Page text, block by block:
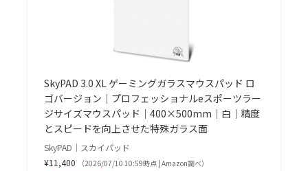
SkyPAD 3.0 XL ゲーミングガラスマウスパッド ロ
ゴバージョン｜プロフェッショナルeスポーツラー
ジサイズマウスパッド｜400×500mm｜白｜精度
とスピードを向上させた特殊ガラス面
SkyPAD｜スカイパッド
¥11,400
（2026/07/10 10:59時点 | Amazon調べ）